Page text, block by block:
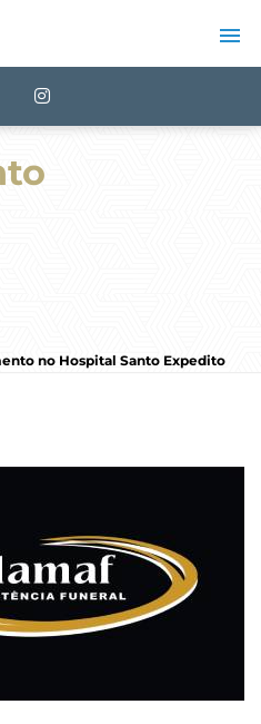
no Hospital Santo Expedito